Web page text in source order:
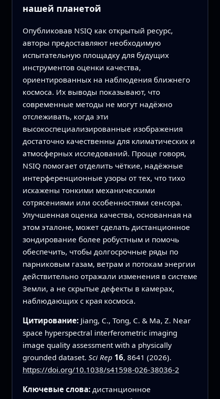
нашей планетой
Опубликовав NSIQ как открытый ресурс,
авторы предоставляют необходимую
испытательную площадку для будущих
инструментов оценки качества,
ориентированных на наблюдения ближнего
космоса. Их выводы показывают, что
современные методы не могут надёжно
отслеживать, когда эти
высокоспециализированные изображения
достаточно качественны для климатических и
атмосферных исследований. Проще говоря,
NSIQ помогает отделить чёткие, надёжные
интерференционные узоры от тех, что тихо
искажены тонкими механическими
сотрясениями или особенностями сенсора.
Улучшенная оценка качества, основанная на
этом эталоне, может сделать дистанционное
зондирование более робустным и помочь
обеспечить, чтобы долгосрочные ряды по
парниковым газам, ветрам и потокам энергии
действительно отражали изменения в системе
Земли, а не скрытые дефекты в камерах,
наблюдающих с края космоса.
Цитирование: Jiang, C., Tong, C. & Ma, Z. Near
space hyperspectral interferometric imaging
image quality assessment with a physically
grounded dataset. Sci Rep 16, 8641 (2026).
https://doi.org/10.1038/s41598-026-38036-2
Ключевые слова: дистанционное